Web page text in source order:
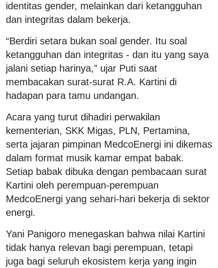
identitas gender, melainkan dari ketangguhan
dan integritas dalam bekerja.
“Berdiri setara bukan soal gender. Itu soal
ketangguhan dan integritas - dan itu yang saya
jalani setiap harinya,” ujar Puti saat
membacakan surat-surat R.A. Kartini di
hadapan para tamu undangan.
Acara yang turut dihadiri perwakilan
kementerian, SKK Migas, PLN, Pertamina,
serta jajaran pimpinan MedcoEnergi ini dikemas
dalam format musik kamar empat babak.
Setiap babak dibuka dengan pembacaan surat
Kartini oleh perempuan-perempuan
MedcoEnergi yang sehari-hari bekerja di sektor
energi.
Yani Panigoro menegaskan bahwa nilai Kartini
tidak hanya relevan bagi perempuan, tetapi
juga bagi seluruh ekosistem kerja yang ingin